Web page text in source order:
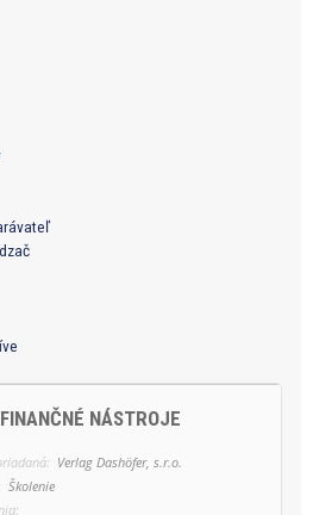
NÁSTROJE
Verlag Dashöfer, s.r.o.
Školenie